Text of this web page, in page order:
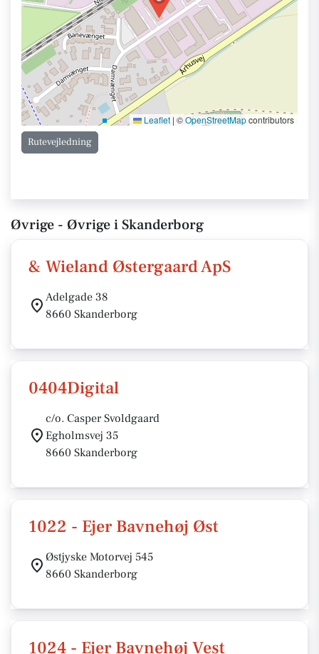
Leaflet | ©OpenStreetMapcontributors
Rutevejledning
Øvrige - Øvrige i Skanderborg
& Wieland Østergaard ApS
Adelgade 38
8660 Skanderborg
0404Digital
c/o. Casper Svoldgaard
Egholmsvej 35
8660 Skanderborg
1022 - Ejer Bavnehøj Øst
Østjyske Motorvej 545
8660 Skanderborg
1024 - Ejer Bavnehøj Vest